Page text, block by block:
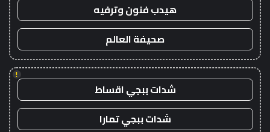
هيدب فنون وترفيه
صحيفة العالم
!
شدات ببجي اقساط
شدات ببجي تمارا